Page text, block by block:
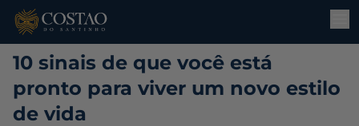
10 sinais de que você está
pronto para viver um novo estilo
de vida